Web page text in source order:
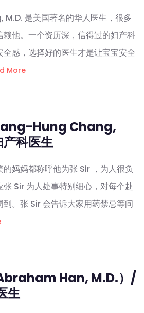
是美国著名的华人医生，很多
赖他。一个资历深，信得过的妇产科
感，选择好的医生才是让宝宝安全
More
Hung Chang,
科医生
妈妈都称呼他为张 Sir ，为人很负
Sir 为人处事特别细心，对每个赴
。张 Sir 会告诉大家用药禁忌等问
Han, M.D.）/
生